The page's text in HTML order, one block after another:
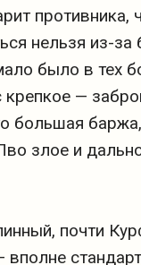
нельзя из-
было в тех
крепкое —
большая
злое и
почти